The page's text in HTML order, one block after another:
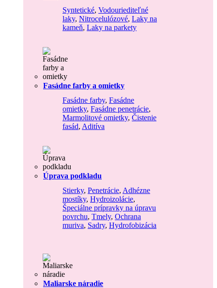
Syntetické, Vodouriediteľné
laky, Nitrocelulózové, Laky na
kameň, Laky na parkety
Fasádne farby a omietky
Fasádne farby, Fasádne
omietky, Fasádne penetrácie,
Marmolitové omietky, Čistenie
fasád, Aditíva
Úprava podkladu
Stierky, Penetrácie, Adhézne
mostíky, Hydroizolácie,
Špeciálne prípravky na úpravu
povrchu, Tmely, Ochrana
muriva, Sadry, Hydrofobizácia
Maliarske náradie